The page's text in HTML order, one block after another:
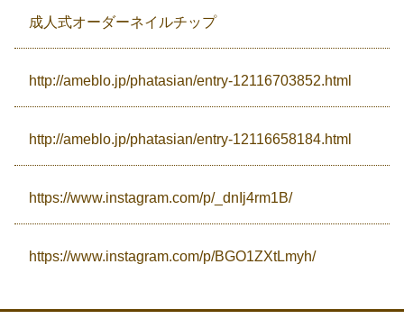
Access
成人式オーダーネイルチップ
http://ameblo.jp/phatasian/entry-12116703852.html
http://ameblo.jp/phatasian/entry-12116658184.html
https://www.instagram.com/p/_dnIj4rm1B/
https://www.instagram.com/p/BGO1ZXtLmyh/